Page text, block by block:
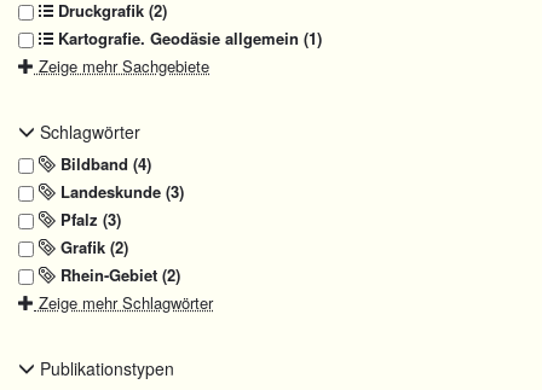
Druckgrafik (2)
Kartografie. Geodäsie allgemein (1)
Zeige mehr Sachgebiete
Schlagwörter
Bildband (4)
Landeskunde (3)
Pfalz (3)
Grafik (2)
Rhein-Gebiet (2)
Zeige mehr Schlagwörter
Publikationstypen